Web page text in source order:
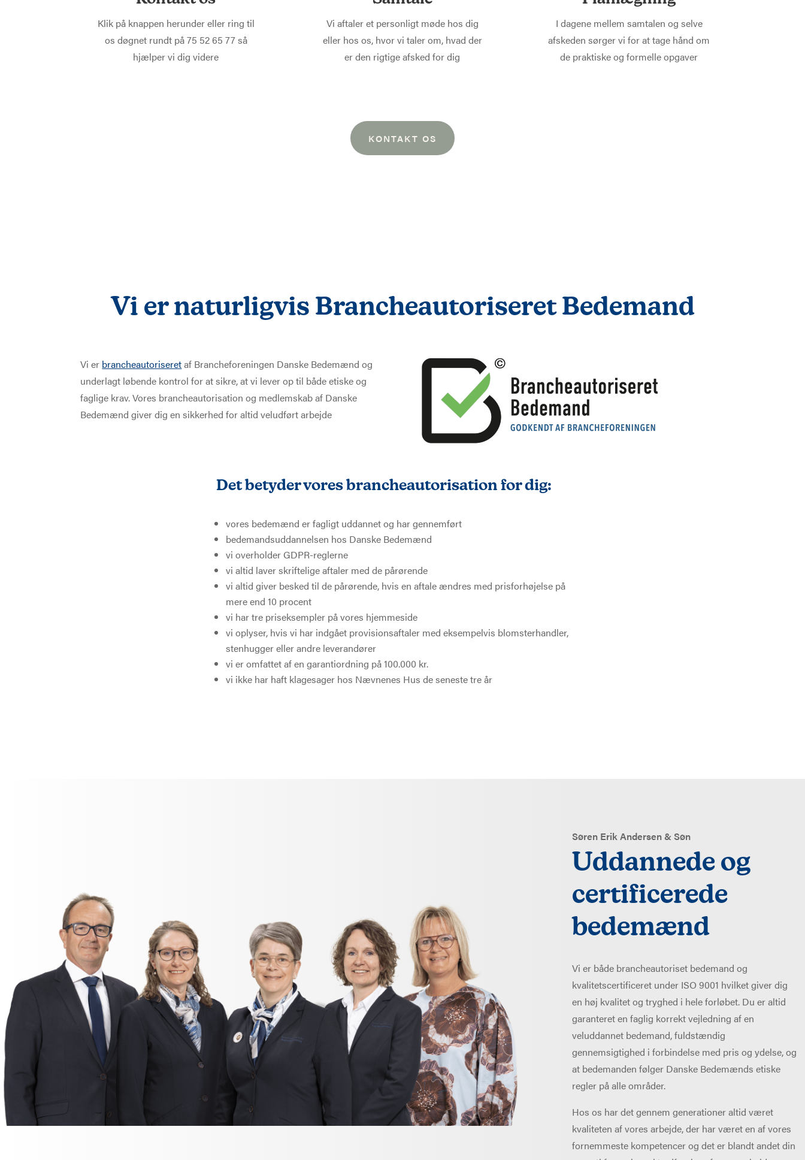
Klik på knappen herunder eller ring til
os døgnet rundt på 75 52 65 77 så
hjælper vi dig videre
Vi aftaler et personligt møde hos dig
eller hos os, hvor vi taler om, hvad der
er den rigtige afsked for dig
I dagene mellem samtalen og selve
afskeden sørger vi for at tage hånd om
de praktiske og formelle opgaver
KONTAKT OS
Vi er naturligvis Brancheautoriseret Bedemand
Vi er brancheautoriseretaf Brancheforeningen Danske Bedemænd og
underlagt løbende kontrol for at sikre, at vi lever op til både etiske og
faglige krav. Vores brancheautorisation og medlemskab af Danske
Bedemænd giver dig en sikkerhed for altid veludført arbejde
Det betyder vores brancheautorisation for dig:
vores bedemænd er fagligt uddannet og har gennemført
bedemandsuddannelsen hos Danske Bedemænd
vi overholder GDPR-reglerne
vi altid laver skriftelige aftaler med de pårørende
vi altid giver besked til de pårørende, hvis en aftale ændres med prisforhøjelse på
mere end 10 procent
vi har tre priseksempler på vores hjemmeside
vi oplyser, hvis vi har indgået provisionsaftaler med eksempelvis blomsterhandler,
stenhugger eller andre leverandører
vi er omfattet af en garantiordning på 100.000 kr.
vi ikke har haft klagesager hos Nævnenes Hus de seneste tre år
Søren Erik Andersen & Søn
Uddannede og
certificerede
bedemænd
Vi er både brancheautoriset bedemand og
kvalitetscertificeret under ISO 9001 hvilket giver dig
en høj kvalitet og tryghed i hele forløbet. Du er altid
garanteret en faglig korrekt vejledning af en
veluddannet bedemand, fuldstændig
gennemsigtighed i forbindelse med pris og ydelse, og
at bedemanden følger Danske Bedemænds etiske
regler på alle områder.
Hos os har det gennem generationer altid været
kvaliteten af vores arbejde, der har været en af vores
fornemmeste kompetencer og det er blandt andet din